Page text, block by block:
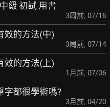
級 初試 用書
3周前, 07/16
效的方法(中)
3周前, 07/14
效的方法(上)
1月前, 07/06
字都很學術嗎?
3月前, 04/20